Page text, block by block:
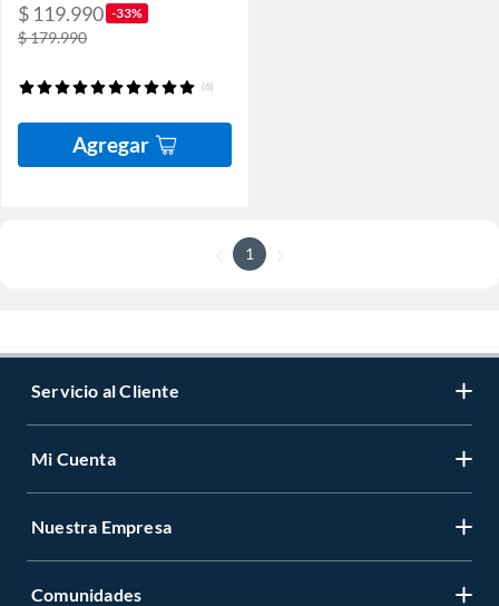
$ 119.990 -33%
$ 179.990
(6)
Agregar
1
Servicio al Cliente
Mi Cuenta
Nuestra Empresa
Comunidades